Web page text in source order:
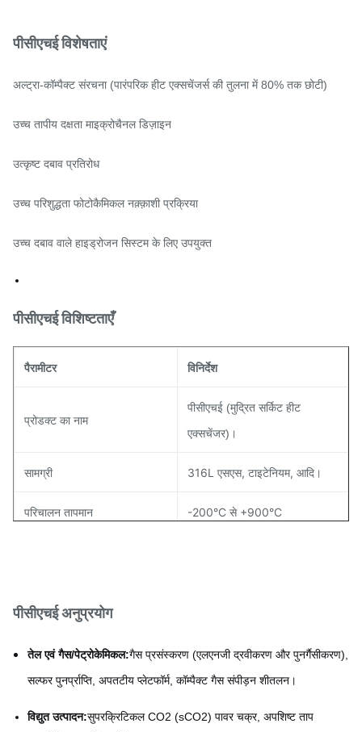
पीसीएचई विशेषताएं
अल्ट्रा-कॉम्पैक्ट संरचना (पारंपरिक हीट एक्सचेंजर्स की तुलना में 80% तक छोटी)
उच्च तापीय दक्षता माइक्रोचैनल डिज़ाइन
उत्कृष्ट दबाव प्रतिरोध
उच्च परिशुद्धता फोटोकैमिकल नक़्क़ाशी प्रक्रिया
उच्च दबाव वाले हाइड्रोजन सिस्टम के लिए उपयुक्त
पीसीएचई विशिष्टताएँ
पैरामीटर विनिर्देश
प्रोडक्ट का नाम
पीसीएचई (मुद्रित सर्किट हीट
एक्सचेंजर)।
सामग्री 316L एसएस, टाइटेनियम, आदि।
परिचालन तापमान -200°C से +900°C
पीसीएचई अनुप्रयोग
तेल एवं गैस/पेट्रोकेमिकल:गैस प्रसंस्करण (एलएनजी द्रवीकरण और पुनर्गैसीकरण),
सल्फर पुनर्प्राप्ति, अपतटीय प्लेटफॉर्म, कॉम्पैक्ट गैस संपीड़न शीतलन।
विद्युत उत्पादन:सुपरक्रिटिकल CO2 (sCO2) पावर चक्र, अपशिष्ट ताप